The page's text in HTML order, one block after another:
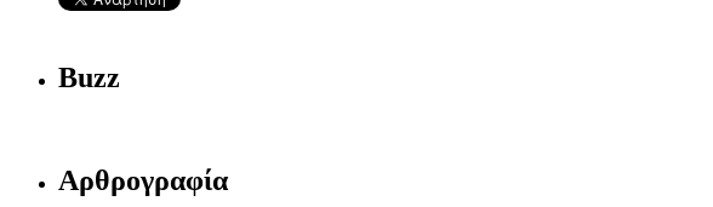
Buzz
Αρθρογραφία